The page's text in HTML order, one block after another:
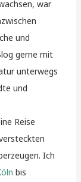
war
und
gerne mit
unterwegs
und
Reise
Ich
bis